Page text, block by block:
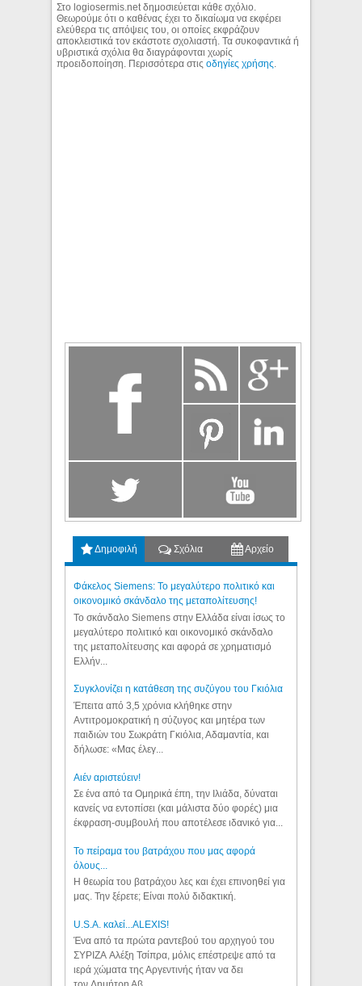
Στο logiosermis.net δημοσιεύεται κάθε σχόλιο.
Θεωρούμε ότι ο καθένας έχει το δικαίωμα να εκφέρει
ελεύθερα τις απόψεις του, οι οποίες εκφράζουν
αποκλειστικά τον εκάστοτε σχολιαστή. Τα συκοφαντικά ή
υβριστικά σχόλια θα διαγράφονται χωρίς
προειδοποίηση. Περισσότερα στιςοδηγίες χρήσης
Δημοφιλή Σχόλια Αρχείο
Φάκελος Siemens: Το μεγαλύτερο πολιτικό και
οικονομικό σκάνδαλο της μεταπολίτευσης!
Το σκάνδαλο Siemens στην Ελλάδα είναι ίσως το
μεγαλύτερο πολιτικό και οικονομικό σκάνδαλο
της μεταπολίτευσης και αφορά σε χρηματισμό
Ελλήν...
Συγκλονίζει η κατάθεση της συζύγου του Γκιόλια
Έπειτα από 3,5 χρόνια κλήθηκε στην
Αντιτρομοκρατική η σύζυγος και μητέρα των
παιδιών του Σωκράτη Γκιόλια, Αδαμαντία, και
δήλωσε: «Μας έλεγ...
Aιέν αριστεύειν!
Σε ένα από τα Ομηρικά έπη, την Ιλιάδα, δύναται
κανείς να εντοπίσει (και μάλιστα δύο φορές) μια
έκφραση-συμβουλή που αποτέλεσε ιδανικό για...
Το πείραμα του βατράχου που μας αφορά
όλους...
Η θεωρία του βατράχου λες και έχει επινοηθεί για
μας. Την ξέρετε; Είναι πολύ διδακτική.
U.S.A. καλεί...ALEXIS!
Ένα από τα πρώτα ραντεβού του αρχηγού του
ΣΥΡΙΖΑ Αλέξη Τσίπρα, μόλις επέστρεψε από τα
ιερά χώματα της Αργεντινής ήταν να δει